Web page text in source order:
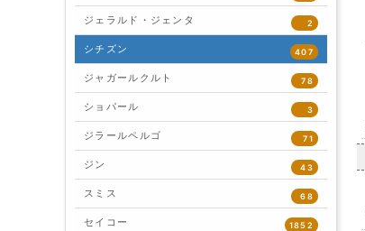
ジェラルド・ジェンタ 2
シチズン 407
ジャガールクルト 78
ショパール 3
ジラールペルゴ 71
ジン 43
スミス 68
セイコー 1852